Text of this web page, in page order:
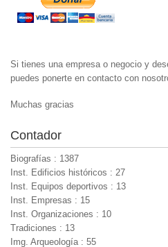
Si tienes una empresa o negocio y
puedes ponerte en contacto con
Muchas gracias
Contador
Biografías : 1387
Inst. Edificios históricos : 27
Inst. Equipos deportivos : 13
Inst. Empresas : 15
Inst. Organizaciones : 10
Tradiciones : 13
Img. Arqueología : 55